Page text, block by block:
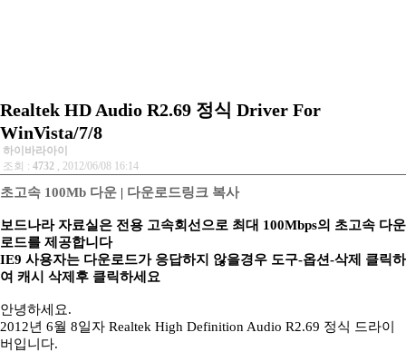
Realtek HD Audio R2.69 정식 Driver For
WinVista/7/8
하이바라아이
조회 : 4732 , 2012/06/08 16:14
초고속 100Mb 다운 | 다운로드링크 복사
보드나라 자료실은 전용 고속회선으로 최대 100Mbps의 초고속 다운
로드를 제공합니다
IE9 사용자는 다운로드가 응답하지 않을경우 도구-옵션-삭제 클릭하
여 캐시 삭제후 클릭하세요
안녕하세요.
2012년 6월 8일자 Realtek High Definition Audio R2.69 정식 드라이
버입니다.